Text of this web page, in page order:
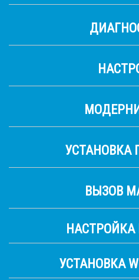
УСТАНОВКА
ВЫЗОВ
УСТАНОВКА